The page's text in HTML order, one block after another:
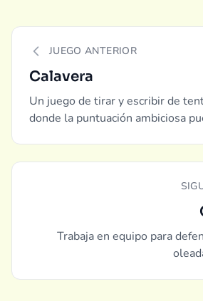
JUEGO ANTERIOR
Calavera
Un juego de tirar y escribir de
donde la puntuación ambiciosa
Trabaja en equipo para